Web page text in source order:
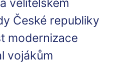
velitelském
České republiky
modernizace
vojákům